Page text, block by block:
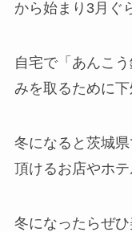
から始まり3月ぐ
自宅で「あんこ
みを取るために下
冬になると茨城
頂けるお店やホテ
冬になったらぜ